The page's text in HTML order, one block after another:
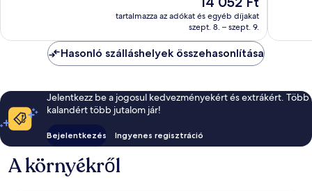
ár
14 052 Ft
tartalmazza az adókat és egyéb díjakat
szept. 8. – szept. 9.
Hasonló szálláshelyek összehasonlítása
Jelentkezz be a jogosul kedvezményekért és extrákért. Több
kalandért több jutalom jár!
Bejelentkezés Ingyenes regisztráció
A környékről